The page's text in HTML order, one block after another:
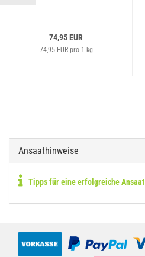
74,95 EUR
74,95 EUR pro 1 kg
Ansaathinweise
Tipps für eine erfolgreiche Ansaat